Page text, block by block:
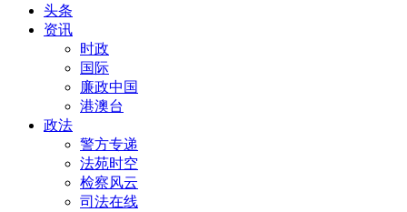
头条
资讯
时政
国际
廉政中国
港澳台
政法
警方专递
法苑时空
检察风云
司法在线